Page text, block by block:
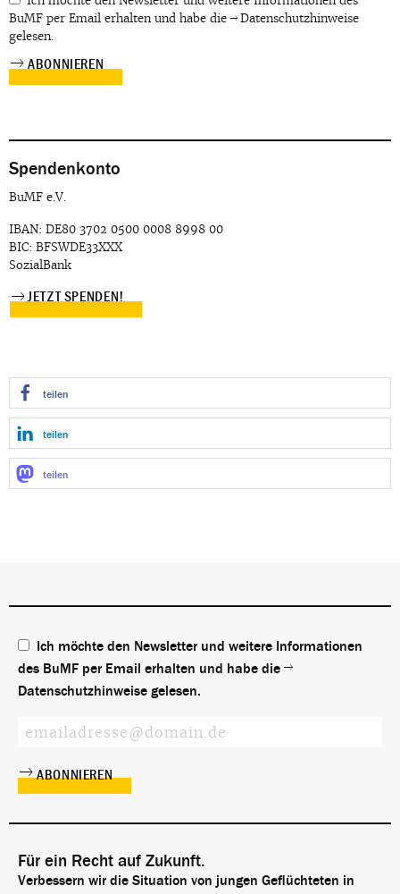
BuMF per Email erhalten und habe die
Datenschutzhinweise
gelesen.
Spendenkonto
BuMF e.V.
IBAN: DE80 3702 0500 0008 8998 00
BIC: BFSWDE33XXX
SozialBank
JETZT SPENDEN!
teilen
teilen
teilen
Ich möchte den Newsletter und weitere Informationen
des BuMF per Email erhalten und habe die
Datenschutzhinweise gelesen.
Für ein Recht auf Zukunft.
Verbessern wir die Situation von jungen Geflüchteten in